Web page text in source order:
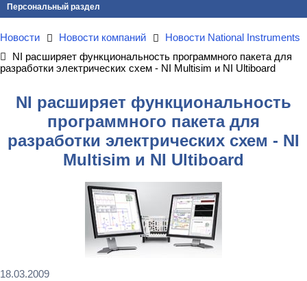
Персональный раздел
Новости Новости компаний
Новости National Instruments
NI расширяет функциональность программного пакета для
разработки электрических схем - NI Multisim и NI Ultiboard
NI расширяет функциональность
программного пакета для
разработки электрических схем - NI
Multisim и NI Ultiboard
18.03.2009